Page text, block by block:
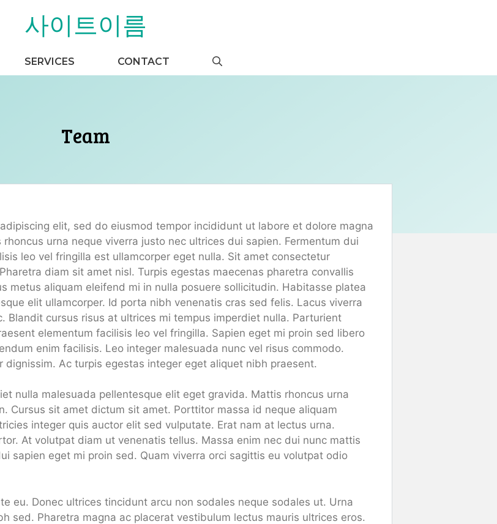
사이트이름
SERVICES CONTACT
Team
elit, sed do eiusmod tempor incididunt ut labore et dolore magna
urna neque viverra justo nec ultrices dui sapien. Fermentum dui
leo vel fringilla est ullamcorper eget nulla. Sit amet consectetur
diam sit amet nisl. Turpis egestas maecenas pharetra convallis
metus aliquam eleifend mi in nulla posuere sollicitudin. Habitasse platea
elit ullamcorper. Id porta nibh venenatis cras sed felis. Lacus viverra
Blandit cursus risus at ultrices mi tempus imperdiet nulla. Parturient
elementum facilisis leo vel fringilla. Sapien eget mi proin sed libero
enim facilisis. Leo integer malesuada nunc vel risus commodo.
dignissim. Ac turpis egestas integer eget aliquet nibh praesent.
nulla malesuada pellentesque elit eget gravida. Mattis rhoncus urna
Cursus sit amet dictum sit amet. Porttitor massa id neque aliquam
integer quis auctor elit sed vulputate. Erat nam at lectus urna.
At volutpat diam ut venenatis tellus. Massa enim nec dui nunc mattis
sapien eget mi proin sed. Quam viverra orci sagittis eu volutpat odio
eu. Donec ultrices tincidunt arcu non sodales neque sodales ut. Urna
sed. Pharetra magna ac placerat vestibulum lectus mauris ultrices eros.